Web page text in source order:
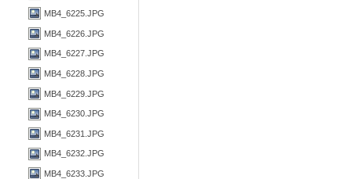
MB4_6225.JPG
MB4_6226.JPG
MB4_6227.JPG
MB4_6228.JPG
MB4_6229.JPG
MB4_6230.JPG
MB4_6231.JPG
MB4_6232.JPG
MB4_6233.JPG